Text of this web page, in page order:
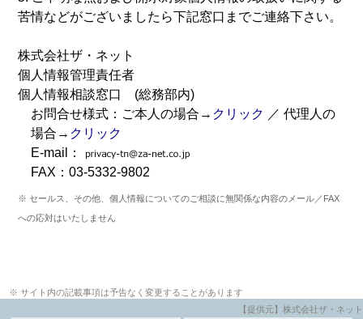
苦情などがございましたら下記窓口までご連絡下さい。
株式会社ザ・ネット
個人情報管理責任者
個人情報相談窓口 (総務部内)
お問合せ様式：ご本人の場合→ クリック ／ 代理人の
場合→ クリック
E-mail：
FAX：03-5332-9802
※ セールス、その他、個人情報についてのご相談に無関係な内容のメール／FAX
への応対はいたしません
※ サイト内の記載事項は予告なく変更することがあります
【提供元】株式会社ザ・ネット